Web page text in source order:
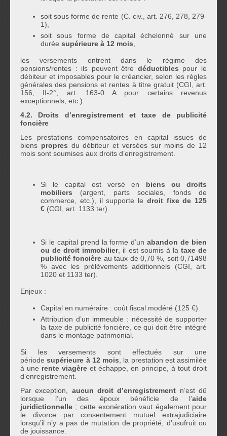
soit sous forme de rente (C. civ., art. 276, 278, 279-
1),
soit sous forme de capital échelonné sur une
durée supérieure à 12 mois,
les versements entrent dans le régime des
pensions/rentes : ils peuvent être déductibles pour le
débiteur et imposables pour le créancier, selon les règles
générales des pensions et rentes à titre gratuit (CGI, art.
156, II‑2°, art. 163‑0 A pour certains revenus
exceptionnels, etc.).
4.2. Droits d’enregistrement et taxe de publicité
foncière
Les prestations compensatoires en capital issues de
biens propres du débiteur et versées sur moins de 12
mois sont soumises aux droits d’enregistrement.
Si le capital est versé en biens ou droits
mobiliers (argent, parts sociales, fonds de
commerce, etc.), il supporte le droit fixe de 125
€ (CGI, art. 1133 ter).
Si le capital prend la forme d’unabandon de bien
ou de droit immobilier, il est soumis à la taxe de
publicité foncière au taux de 0,70 %, soit 0,71498
% avec les prélèvements additionnels (CGI, art.
1020 et 1133 ter).
Enjeux :
Capital en numéraire : coût fiscal modéré (125 €).
Attribution d’un immeuble : nécessité de supporter
la taxe de publicité foncière, ce qui doit être intégré
dans le montage patrimonial.
Si les versements sont effectués sur une
périodesupérieure à 12 mois, la prestation est assimilée
à une rente viagère et échappe, en principe, à tout droit
d’enregistrement.
Par exception, aucun droit d’enregistrement n’est dû
lorsque l’un des époux bénéficie de l’aide
juridictionnelle ; cette exonération vaut également pour
le divorce par consentement mutuel extrajudiciaire
lorsqu’il n’y a pas de mutation de propriété, d’usufruit ou
de jouissance.